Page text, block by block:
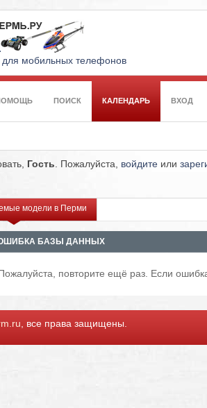
для мобильных телефонов
ПОИСК КАЛЕНДАРЬ ВХОД
Гость . Пожалуйста, войдите или
модели в Перми
БАЗЫ ДАННЫХ
Пожалуйста, повторите ещё раз. Если
, все права защищены.